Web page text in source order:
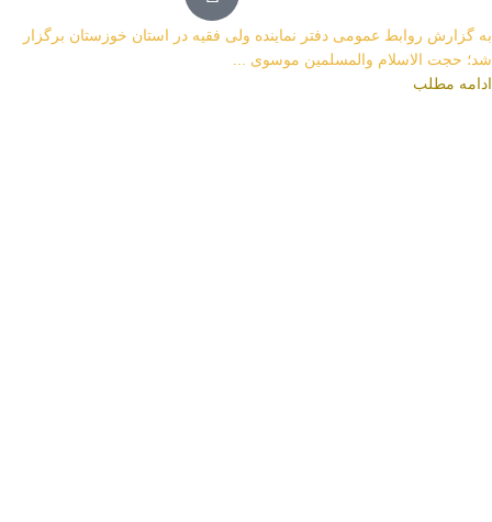
به گزارش روابط عمومی دفتر نماینده ولی فقیه در استان خوزستان برگزار
شد؛ حجت الاسلام والمسلمین موسوی ...
ادامه مطلب